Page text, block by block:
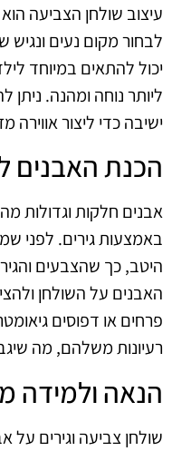
עיצוב שולחן הצביעה
לבחור מקום נעים ונגיש
יכול להתאים במיוחד
ליותר נוחה ומהנה. ניתן
ישיבה כדי ליצור אווירה
הכנת האבנים
אבנים חלקות וגדולות
באמצעות גירים. לפני
היטב, כך שהצבעים
האבנים על השולחן
פרחים או דפוסים
רעיונות משלהם, מה
הנאה ולמידה
שולחן צביעה וגירים על